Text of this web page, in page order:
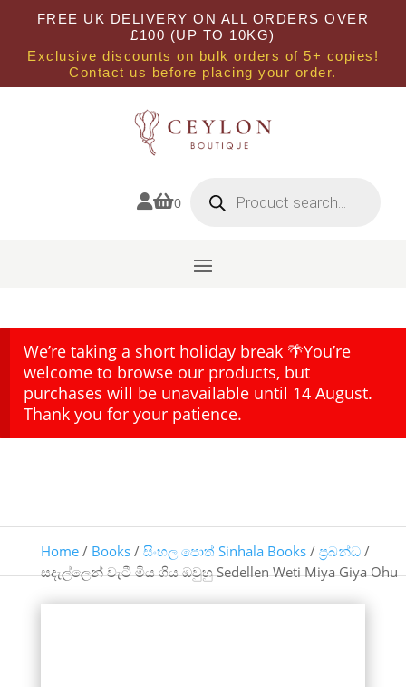
FREE UK DELIVERY ON ALL ORDERS OVER
£100 (UP TO 10KG)
Exclusive discounts on bulk orders of 5+ copies!
Contact us before placing your order.
0 search
We’re taking a short holiday break 🌴You’re
welcome to browse our products, but
purchases will be unavailable until 14 August.
Thank you for your patience.
Home/ Books/ සිංහල පොත් Sinhala Books/ ප්‍රබන්ධ/
සදැල්ලෙන් වැටී මිය ගිය ඔවුහු Sedellen Weti Miya Giya Ohu